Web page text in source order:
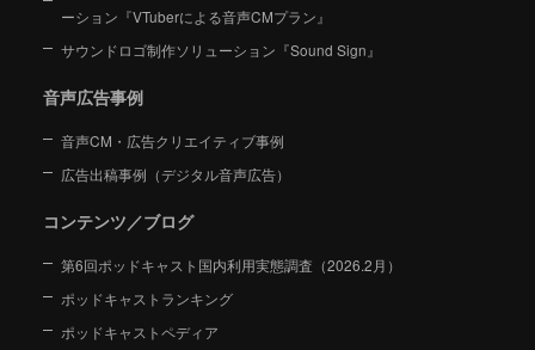
ーション 『VTuberによる音声CMプラン』
サウンドロゴ制作ソリューション『Sound Sign』
音声広告事例
音声CM・広告クリエイティブ事例
広告出稿事例（デジタル音声広告）
コンテンツ／ブログ
第6回ポッドキャスト国内利用実態調査（2026.2月）
ポッドキャストランキング
ポッドキャストペディア